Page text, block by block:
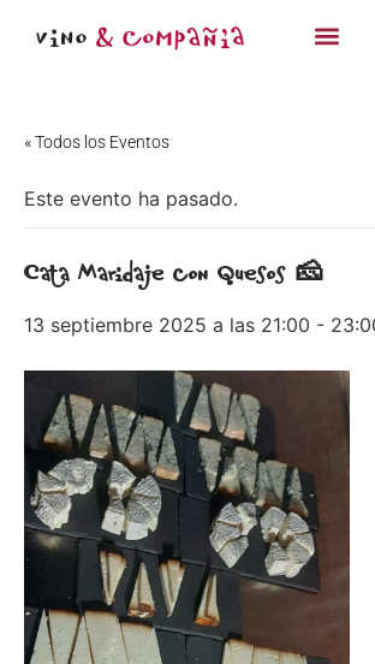
« Todos los Eventos
Este evento ha pasado.
Cata Maridaje con Quesos 🧀
13 septiembre 2025 a las 21:00 -